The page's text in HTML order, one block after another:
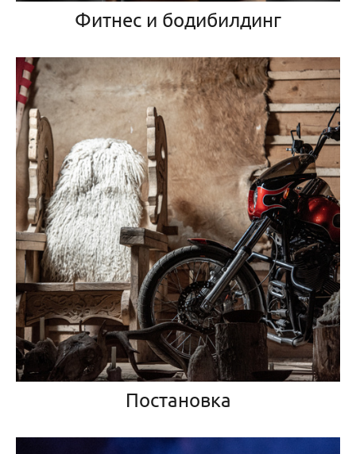
Фитнес и бодибилдинг
Постановка